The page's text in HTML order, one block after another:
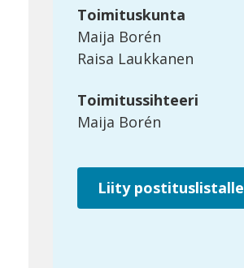
Toimituskunta
Maija Borén
Raisa Laukkanen
Toimitussihteeri
Maija Borén
Liity postituslistalle